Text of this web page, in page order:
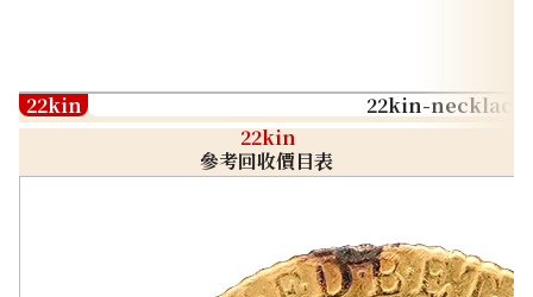
22kin
22kin-necklace
22kin
參考回收價目表